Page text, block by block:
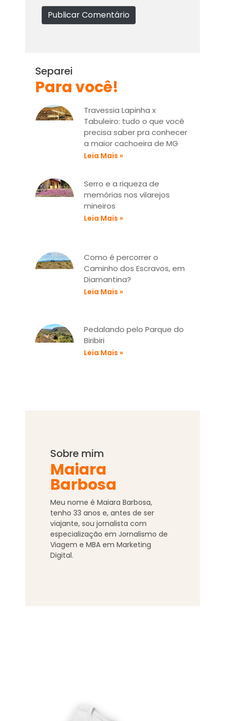
lb
s Publicar Comentário
Separei
Para você!
Travessia Lapinha x
Tabuleiro: tudo o que você
precisa saber pra conhecer
a maior cachoeira de MG
Leia Mais »
Serro e a riqueza de
memórias nos vilarejos
mineiros
Leia Mais »
Como é percorrer o
Caminho dos Escravos, em
Diamantina?
Leia Mais »
Pedalando pelo Parque do
Biribiri
Leia Mais »
Sobre mim
Maiara
Barbosa
Meu nome é Maiara Barbosa,
tenho 33 anos e, antes de ser
viajante, sou jornalista com
especialização em Jornalismo de
Viagem e MBA em Marketing
Digital.